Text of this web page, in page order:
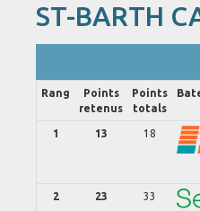
ST-BARTH
Rang
Points
retenus
Points
totals
1 13 18
2 23 33